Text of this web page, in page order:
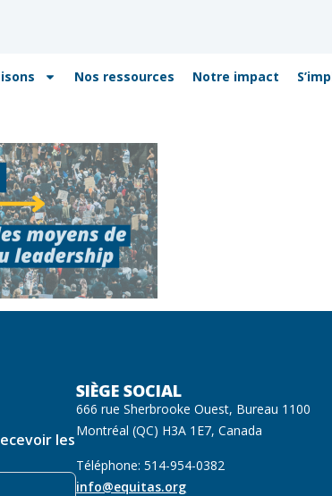
Nos ressources Notre impact
les
SIÈGE SOCIAL
666 rue Sherbrooke Ouest, Bureau 1100
Montréal (QC) H3A 1E7, Canada
Téléphone: 514-954-0382
info@equitas.org